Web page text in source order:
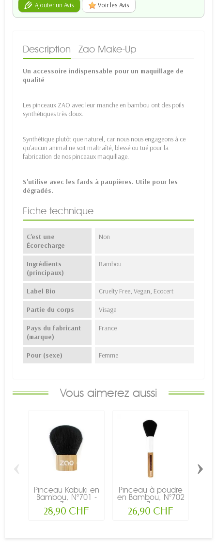
Ajouter un Avis Voir les Avis
Description Zao Make-Up
Un accessoire indispensable pour un maquillage de
qualité
Les pinceaux ZAO avec leur manche en bambou ont des poils
synthétiques très doux.
Synthétique plutôt que naturel, car nous nous engageons à ce
qu'aucun animal ne soit maltraîté, blessé ou tué pour la
fabrication de nos pinceaux maquillage.
S'utilise avec les fards à paupières. Utile pour les
dégradés.
Fiche technique
C'est une
Écorecharge
Non
Ingrédients
(principaux)
Bambou
Label Bio Cruelty Free, Vegan, Ecocert
Partie du corps Visage
Pays du fabricant
(marque)
France
Pour (sexe) Femme
Vous aimerez aussi
Pinceau Kabuki en
Bambou, N°701 -
Zao
28,90 CHF
Pinceau à poudre
en Bambou, N°702
- Zao
26,90 CHF
‹ ›